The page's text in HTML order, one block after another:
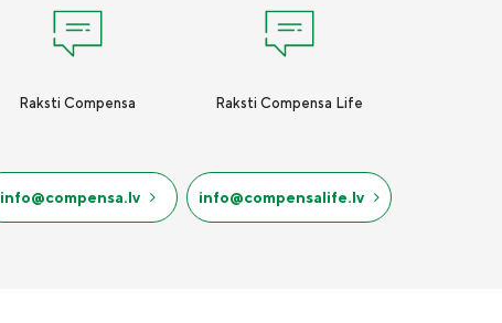
Raksti Compensa
info@compensa.lv
Raksti Compensa Life
info@compensalife.lv